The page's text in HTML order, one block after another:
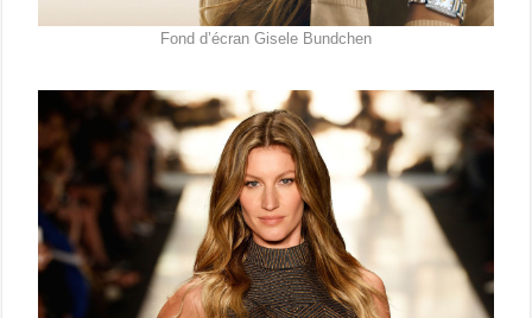
Fond d’écran Gisele Bundchen